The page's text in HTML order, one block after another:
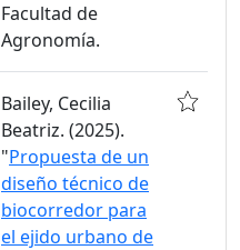
Facultad de
Agronomía.
Bailey, Cecilia
Beatriz. (2025).
"Propuesta de un
diseño técnico de
biocorredor para
el ejido urbano de